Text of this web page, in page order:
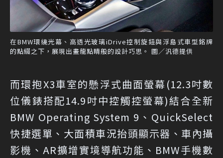
在BMW環繞光幕、高透光玻璃iDrive控制旋鈕與浮島式車型銘牌
的點綴之下，展現出畫龍點睛般的設計巧思。 圖／汎德提供
而環抱X3車室的懸浮式曲面螢幕(12.3吋數
位儀錶搭配14.9吋中控觸控螢幕)結合全新
BMW Operating System 9、QuickSelect
快捷選單、大面積車況抬頭顯示器、車內攝
影機、AR擴增實境導航功能、BMW手機數